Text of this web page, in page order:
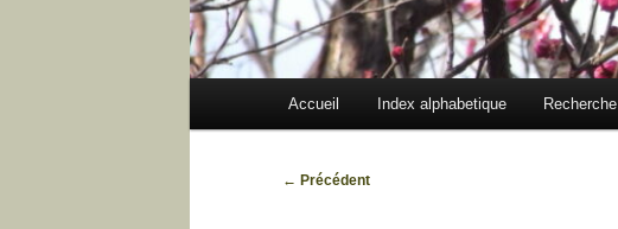
Accueil Index alphabetique Recherche
Navigation
← Précédent